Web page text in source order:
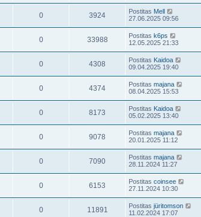
0 3924 Postitas Mell
27.06.2025 09:56
0 33988 Postitas k6ps
12.05.2025 21:33
0 4308 Postitas Kaidoa
09.04.2025 19:40
0 4374 Postitas majana
08.04.2025 15:53
0 8173 Postitas Kaidoa
05.02.2025 13:40
0 9078 Postitas majana
20.01.2025 11:12
0 7090 Postitas majana
28.11.2024 11:27
0 6153 Postitas coinsee
27.11.2024 10:30
0 11891 Postitas jüritomson
11.02.2024 17:07